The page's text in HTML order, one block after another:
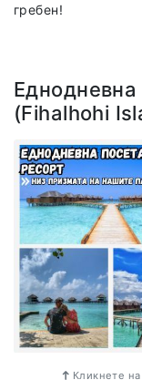
гребен!
Еднодневна
(Fihalhohi
Кликнете на